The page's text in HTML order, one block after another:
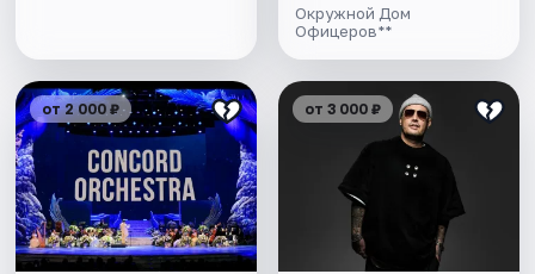
Окружной Дом
Офицеров**
от 2 000 ₽ от 3 000 ₽